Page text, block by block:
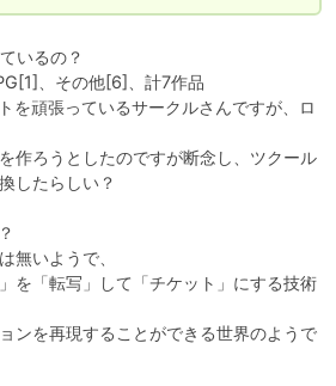
いるの？
、その他[6]、計7作品
を頑張っているサークルさんですが、ロ
作ろうとしたのですが断念し、ツクール
したらしい？
無いようで、
を「転写」して「チケット」にする技術
ンを再現することができる世界のようで